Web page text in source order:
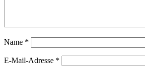
Name *
E-Mail-Adresse *